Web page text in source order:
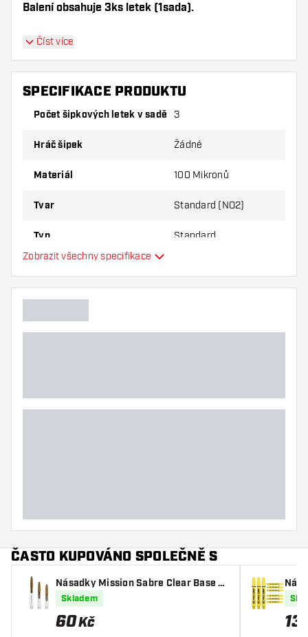
Balení obsahuje 3ks letek (1sada).
Dartshopper tip!
Ujistěte se, že máte po ruce dostatek letky a
násadky. Ty se mohou používáním poškodit
Vyzkoušejte jiný tvar, materiál nebo tloušťku
vyhovuje nejlépe!
Číst více
SPECIFIKACE PRODUKTU
Počet šipkových letek v sadě 3
Hráč šipek Žádné
Materiál 100 Mikronů
Tvar Standard (NO2)
Typ Standard
Hlavní barva
Zobrazit všechny specifikace
ČASTO KUPOVÁNO SPOLEČNĚ S
Násadky Mission Sabre Clear Base G
old
Skladem
60Kč